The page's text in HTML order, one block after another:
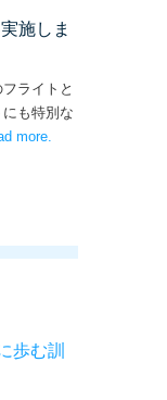
施しま
ライトと
も特別な
more– ‘ナイトフライト
.
歩む訓